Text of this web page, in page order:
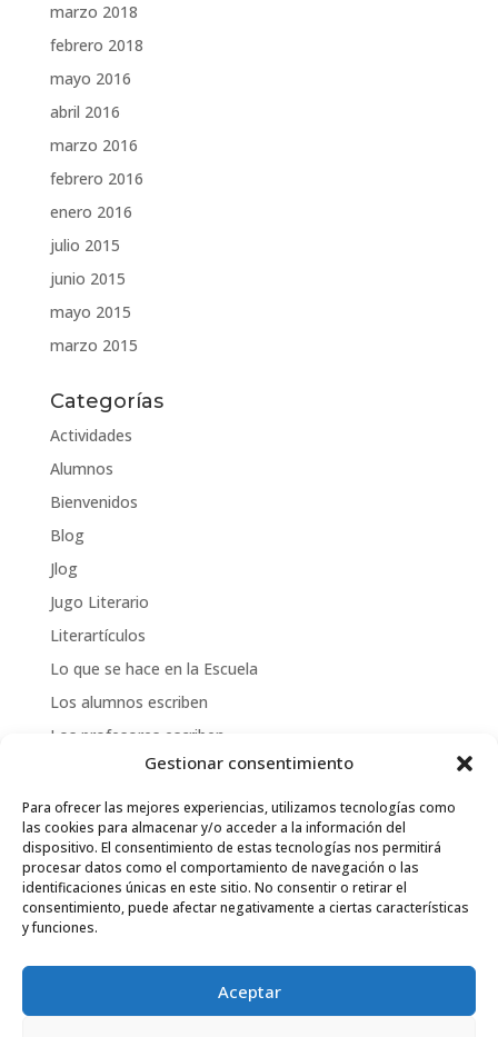
Gestionar consentimiento
Para ofrecer las mejores experiencias, utilizamos tecnologías como
las cookies para almacenar y/o acceder a la información del
dispositivo. El consentimiento de estas tecnologías nos permitirá
procesar datos como el comportamiento de navegación o las
identificaciones únicas en este sitio. No consentir o retirar el
consentimiento, puede afectar negativamente a ciertas características
y funciones.
Aceptar
marzo 2018
febrero 2018
mayo 2016
abril 2016
marzo 2016
febrero 2016
enero 2016
julio 2015
junio 2015
mayo 2015
marzo 2015
Categorías
Actividades
Alumnos
Bienvenidos
Blog
Jlog
Jugo Literario
Literartículos
Lo que se hace en la Escuela
Los alumnos escriben
Los profesores escriben
Otros servicios
Publicaciones de la Escuela
Publicaciones de los alumnos
Política de privacidad
Política de devoluciones y reembolsos
Declaración de accesibilidad